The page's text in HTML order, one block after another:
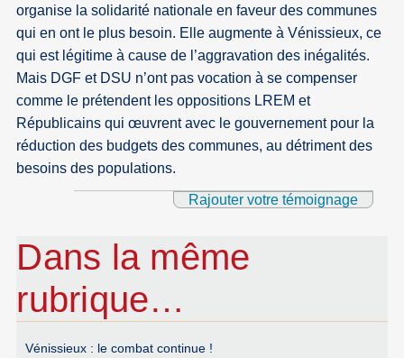
organise la solidarité nationale en faveur des communes
qui en ont le plus besoin. Elle augmente à Vénissieux, ce
qui est légitime à cause de l’aggravation des inégalités.
Mais DGF et DSU n’ont pas vocation à se compenser
comme le prétendent les oppositions LREM et
Républicains qui œuvrent avec le gouvernement pour la
réduction des budgets des communes, au détriment des
besoins des populations.
Rajouter votre témoignage
Dans la même
rubrique…
Vénissieux : le combat continue !